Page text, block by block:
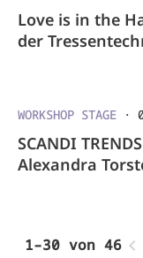
Love is in the
der
WORKSHOP STAGE ·
SCANDI
Alexandra
1–30 von 46